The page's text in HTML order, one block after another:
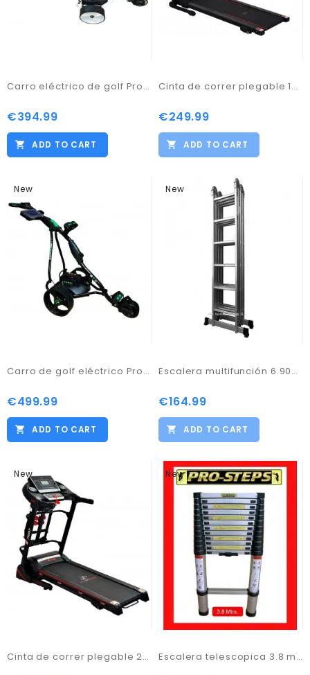
Carro eléctrico de golf Pro Kaddy Modelo D3 GTX Blanco
€394.99
ADD TO CART
Cinta de correr plegable 1250W Bluetooth y dos altavoces 12 programas
€249.99
ADD TO CART
New
Carro de golf eléctrico ProKaddy modelo D3GTXNL
€499.99
ADD TO CART
New
Escalera multifunción 6.90mtrs.
€164.99
ADD TO CART
New
Cinta de correr plegable 2000W con masajeadora
New
Escalera telescopica 3.8 mtrs.